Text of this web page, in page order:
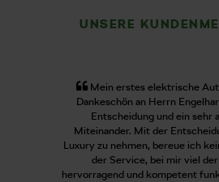
UNSERE
Mein erstes elektrische
Dankeschön an Herrn
Entscheidung und ein sehr
Miteinander. Mit der
Luxury zu nehmen, bereue ich
der Service, bei mir viel
hervorragend und kompetent